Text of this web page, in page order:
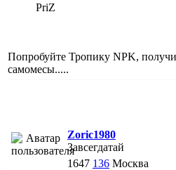
PriZ
Попробуйте Тропику NPK,
самомесы.....
Zoric1980
Завсегдатай
1647 136 Москва